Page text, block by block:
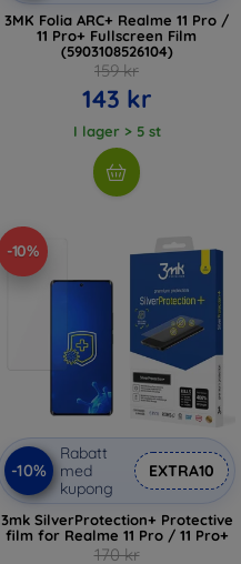
3MK Folia ARC+ Realme 11 Pro /
11 Pro+ Fullscreen Film
(5903108526104)
159 kr
143 kr
I lager > 5 st
-10%
-10%
Rabatt
med
kupong
EXTRA10
3mk SilverProtection+ Protective
film for Realme 11 Pro / 11 Pro+
170 kr